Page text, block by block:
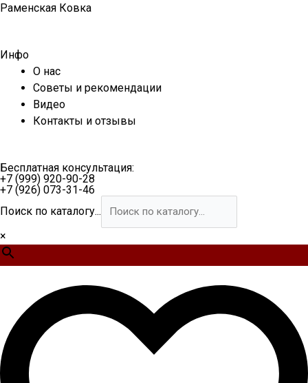
Перейти
Раменская Ковка
Инфо
О нас
Советы и рекомендации
Видео
Контакты и отзывы
Бесплатная консультация:
+7 (999) 920-90-28
+7 (926) 073-31-46
Поиск по каталогу...
×